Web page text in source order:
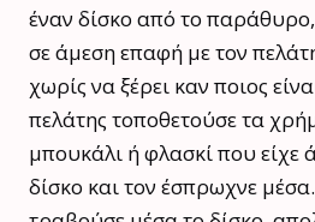
έναν δίσκο από το
σε άμεση επαφή με τον
χωρίς να ξέρει καν ποιος
πελάτης τοποθετούσε τα
μπουκάλι ή φλασκί που είχε
δίσκο και τον έσπρωχνε